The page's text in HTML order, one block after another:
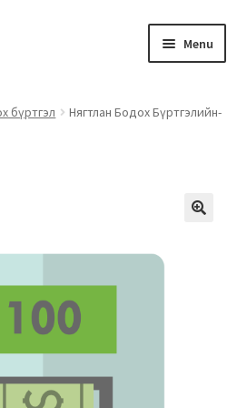
Menu
бичиг баримт
бүртгэл
Нягтлан Бодох Бүртгэлийн-